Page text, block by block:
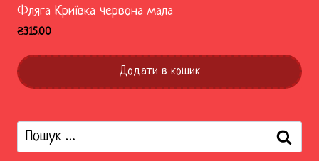
Фляга Криївка червона мала
₴315.00
Додати в кошик
Пошук: